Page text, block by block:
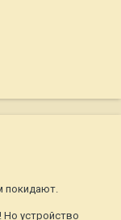
покидают.
Но устройство